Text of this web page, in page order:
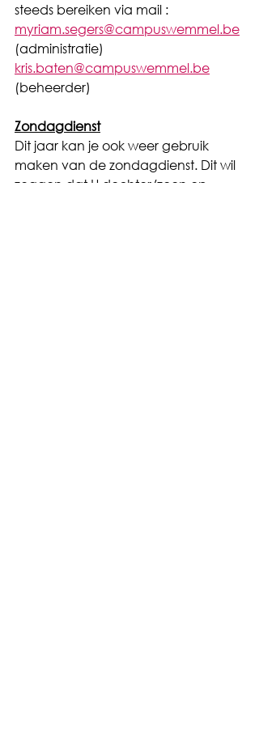
steeds bereiken via mail :
myriam.segers@campuswemmel.be
(administratie)
kris.baten@campuswemmel.be
(beheerder)
Zondagdienst
Dit jaar kan je ook weer gebruik
maken van de zondagdienst. Dit wil
zeggen dat U dochter/zoon op